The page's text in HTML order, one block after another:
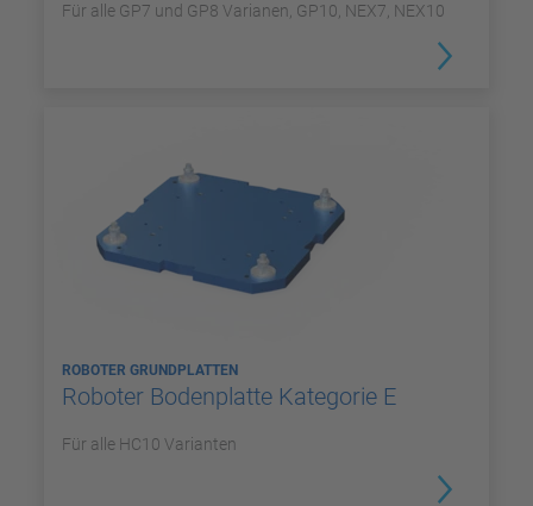
Für alle GP7 und GP8 Varianen, GP10, NEX7, NEX10
ROBOTER GRUNDPLATTEN
Roboter Bodenplatte Kategorie E
Für alle HC10 Varianten